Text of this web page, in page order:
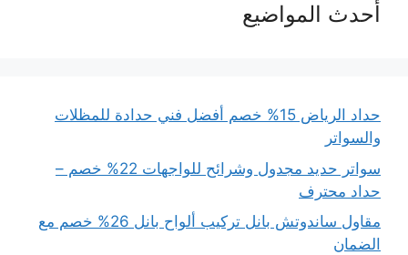
أحدث المواضيع
حداد الرياض 15% خصم أفضل فني حدادة للمظلات
والسواتر
سواتر حديد مجدول وشرائح للواجهات 22% خصم –
حداد محترف
مقاول ساندوتش بانل تركيب ألواح بانل 26% خصم مع
الضمان